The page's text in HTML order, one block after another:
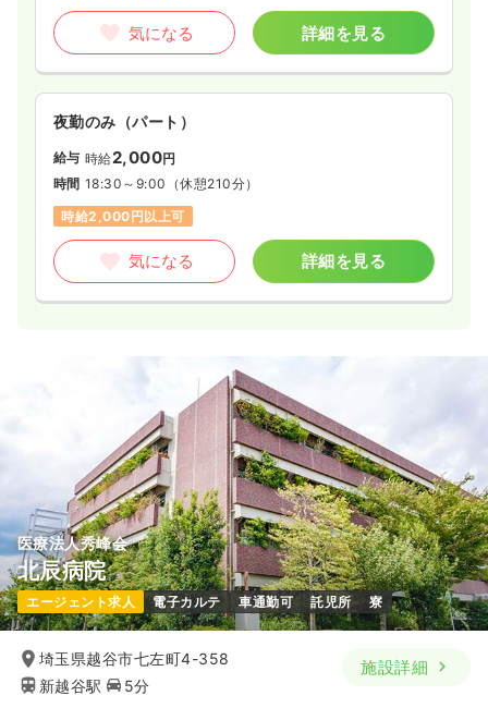
気になる 詳細を見る
夜勤のみ（パート）
給与 時給2,000円
時間 18:30～9:00 （休憩210分）
時給2,000円以上可
気になる 詳細を見る
医療法人秀峰会
北辰病院
エージェント求人 電子カルテ 車通勤可 託児所 寮
埼玉県越谷市七左町4-358
新越谷駅
5分
施設詳細